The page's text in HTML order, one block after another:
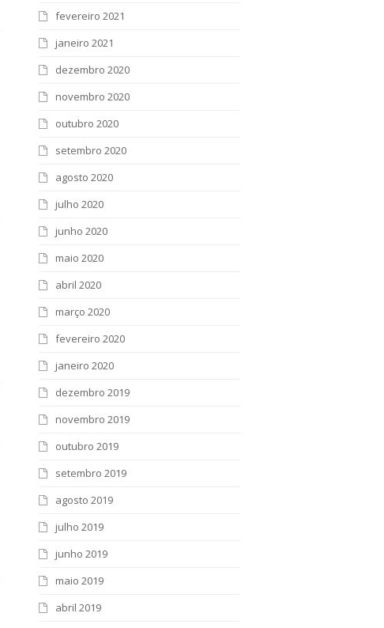
fevereiro 2021
janeiro 2021
dezembro 2020
novembro 2020
outubro 2020
setembro 2020
agosto 2020
julho 2020
junho 2020
maio 2020
abril 2020
março 2020
fevereiro 2020
janeiro 2020
dezembro 2019
novembro 2019
outubro 2019
setembro 2019
agosto 2019
julho 2019
junho 2019
maio 2019
abril 2019